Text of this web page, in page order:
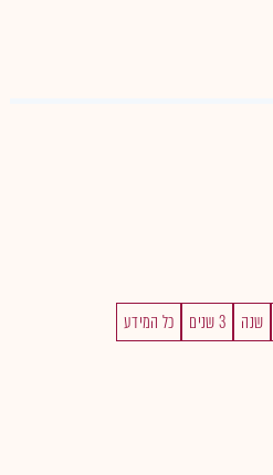
שנה 3 שנים כל המידע